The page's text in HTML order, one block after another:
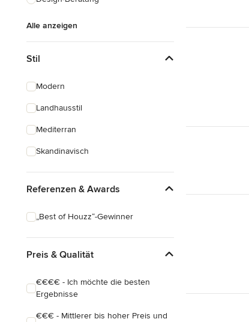
Alle anzeigen
Stil
Modern
Landhausstil
Mediterran
Skandinavisch
Referenzen & Awards
„Best of Houzz“-Gewinner
Preis & Qualität
€€€€ - Ich möchte die besten
Ergebnisse
€€€ - Mittlerer bis hoher Preis und